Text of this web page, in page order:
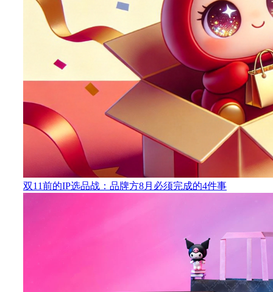
双11前的IP选品战：品牌方8月必须完成的4件事